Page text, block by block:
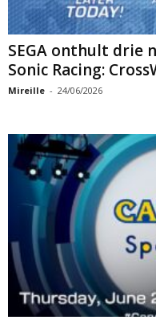
SEGA onthult drie
Sonic Racing:
Mireille - 24/06/2026